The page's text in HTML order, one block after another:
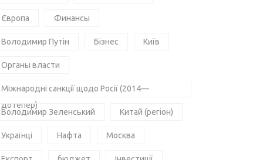
Європа Финансы
Володимир Путін Бізнес Київ
Органы власти
Міжнародні санкції щодо Росії (2014—
дотепер)
Володимир Зеленський Китай (регіон)
Українці Нафта Москва